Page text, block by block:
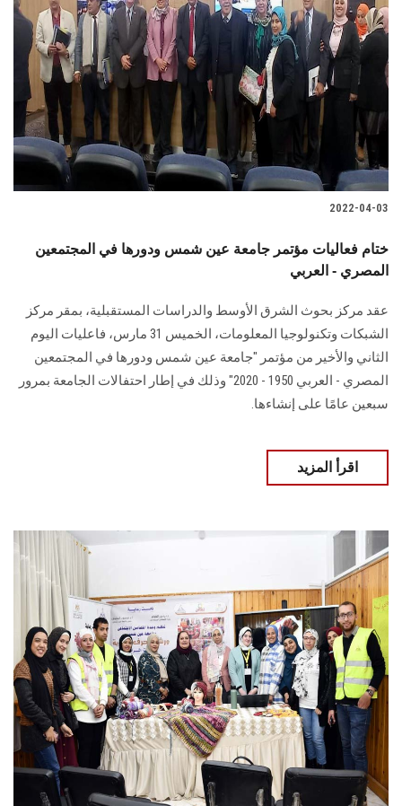
2022-04-03
ختام فعاليات مؤتمر جامعة عين شمس ودورها في المجتمعين
المصري - العربي
عقد مركز بحوث الشرق الأوسط والدراسات المستقبلية، بمقر مركز
الشبكات وتكنولوجيا المعلومات، الخميس 31 مارس، فاعليات اليوم
الثاني والأخير من مؤتمر "جامعة عين شمس ودورها في المجتمعين
المصري - العربي 1950 - 2020" وذلك في إطار احتفالات الجامعة بمرور
سبعين عامًا على إنشاءها.
اقرأ المزيد